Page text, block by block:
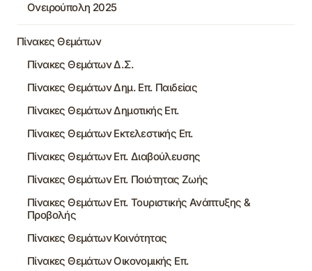
Ονειρούπολη 2025
Πίνακες Θεμάτων
Πίνακες Θεμάτων Δ.Σ.
Πίνακες Θεμάτων Δημ. Επ. Παιδείας
Πίνακες Θεμάτων Δημοτικής Επ.
Πίνακες Θεμάτων Εκτελεστικής Επ.
Πίνακες Θεμάτων Επ. Διαβούλευσης
Πίνακες Θεμάτων Επ. Ποιότητας Ζωής
Πίνακες Θεμάτων Επ. Τουριστικής Ανάπτυξης &
Προβολής
Πίνακες Θεμάτων Κοινότητας
Πίνακες Θεμάτων Οικονομικής Επ.